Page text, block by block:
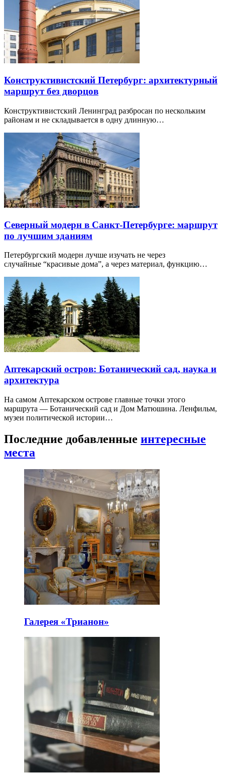
Конструктивистский Петербург: архитектурный
маршрут без дворцов
Конструктивистский Ленинград разбросан по нескольким
районам и не складывается в одну длинную…
Северный модерн в Санкт-Петербурге: маршрут
по лучшим зданиям
Петербургский модерн лучше изучать не через
случайные “красивые дома”, а через материал, функцию…
Аптекарский остров: Ботанический сад, наука и
архитектура
На самом Аптекарском острове главные точки этого
маршрута — Ботанический сад и Дом Матюшина. Ленфильм,
музеи политической истории…
Последние добавленные интересные
места
Галерея «Трианон»